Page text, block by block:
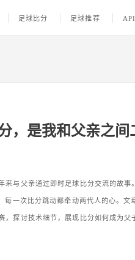
足球比分 足球推荐
，是我和父亲之间
来与父亲通过即时足球比分交流的故事
每一次比分跳动都牵动两代人的心。文
，探讨技术细节，展现比分如何成为父